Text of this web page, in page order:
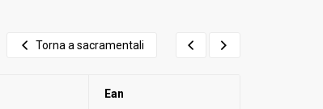
Torna a sacramentali
Ean